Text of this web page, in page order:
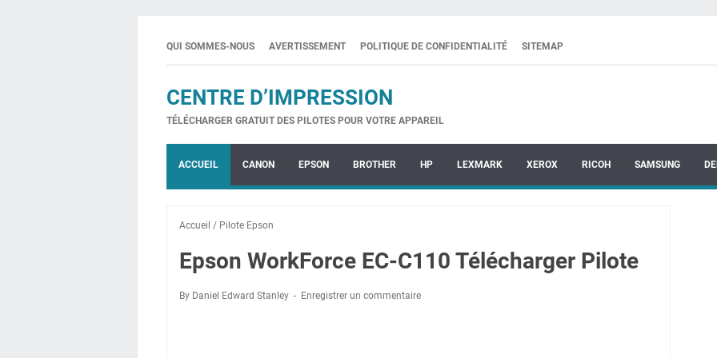
QUI SOMMES-NOUS AVERTISSEMENT POLITIQUE DE CONFIDENTIALITÉ SITEMAP
CENTRE D’IMPRESSION
TÉLÉCHARGER GRATUIT DES PILOTES POUR VOTRE APPAREIL
ACCUEIL CANON EPSON BROTHER HP LEXMARK XEROX RICOH SAMSUNG
Accueil / Pilote Epson
Epson WorkForce EC-C110 Télécharger Pilote
By Daniel Edward Stanley Enregistrer un commentaire